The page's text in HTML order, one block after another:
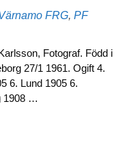
Etiketter
FRG, PF
Fotograf. Född i
27/1 1961. Ogift 4.
6. Lund 1905 6.
1908 …